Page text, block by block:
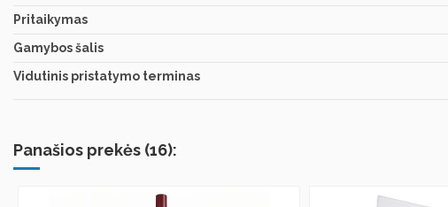
Pritaikymas
Gamybos šalis
Vidutinis pristatymo terminas
Panašios prekės (16):